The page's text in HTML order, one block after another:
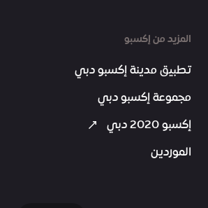
المزيد من إكسبو
تطبيق مدينة إكسبو دبي
مجموعة إكسبو دبي
إكسبو 2020 دبي
الموردين